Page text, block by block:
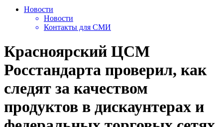
Новости
Новости
Контакты для СМИ
Красноярский ЦСМ
Росстандарта проверил, как
следят за качеством
продуктов в дискаунтерах и